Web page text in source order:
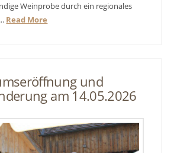
Weinprobe durch ein regionales
Read More
und
am 14.05.2026